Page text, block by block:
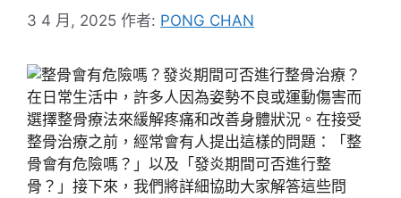
3 4 月, 2025 作者: PONG CHAN
在日常生活中，許多人因為姿勢不良或運動傷害而
選擇整骨療法來緩解疼痛和改善身體狀況。在接受
整骨治療之前，經常會有人提出這樣的問題：「整
骨會有危險嗎？」以及「發炎期間可否進行整
骨？」接下來，我們將詳細協助大家解答這些問